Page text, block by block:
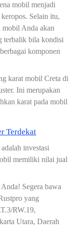
mobil menjadi
Selain itu,
Anda akan
terbalik bila kondisi
komponen
karat mobil Creta di
Ini merupakan
karat pada mobil
Terdekat
investasi
memiliki nilai jual
Segera bawa
yang
RW.19,
Utara, Daerah